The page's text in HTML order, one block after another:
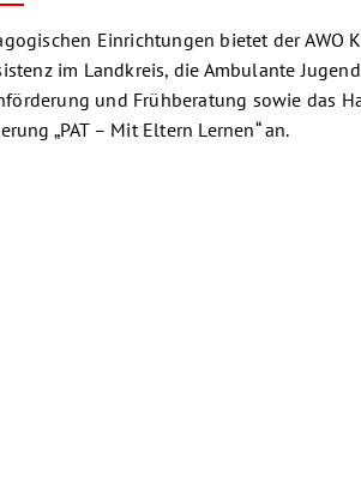
Einrichtungen bietet der AWO
im Landkreis, die Ambulante
und Frühberatung sowie das
„PAT – Mit Eltern Lernen“ an.